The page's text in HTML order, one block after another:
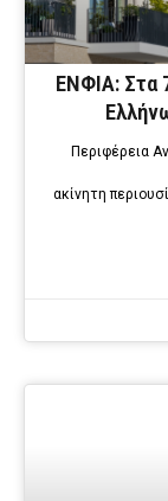
ΕΝΦΙΑ: Στα
Περιφέρεια
ακίνητη